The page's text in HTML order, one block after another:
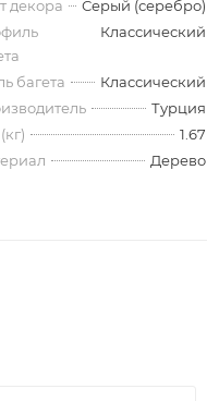
декора
Серый (серебро)
Классический
багета
Классический
Турция
1.67
Дерево